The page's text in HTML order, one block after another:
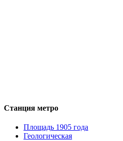
Станция метро
Площадь 1905 года
Геологическая